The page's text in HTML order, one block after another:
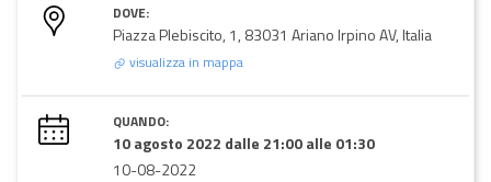
DOVE:
Piazza Plebiscito, 1, 83031 Ariano Irpino AV, Italia
visualizza in mappa
QUANDO:
10 agosto 2022 dalle 21:00 alle 01:30
10-08-2022